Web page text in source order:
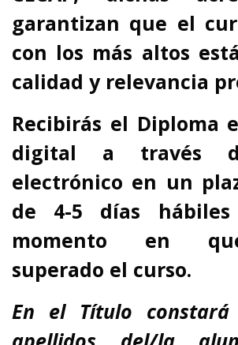
garantizan que el
con los más altos
calidad y relevancia
Recibirás el Diploma
digital a través
electrónico en un
de 4-5 días
momento en
superado el curso.
En el Título